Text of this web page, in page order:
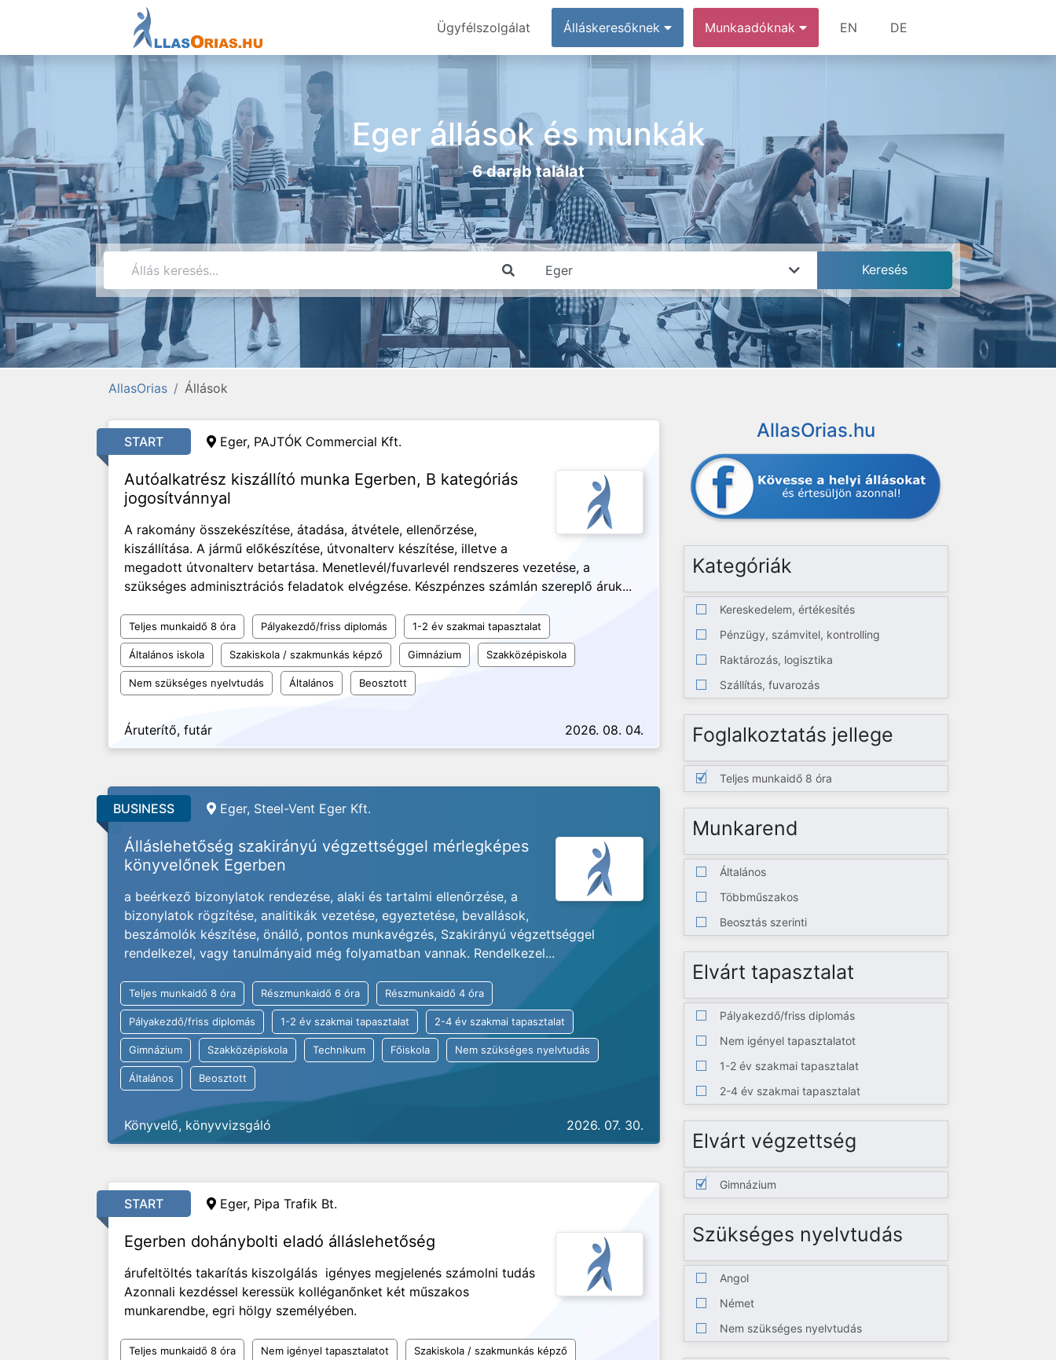
Ügyfélszolgálat Álláskeresőknek Munkaadóknak EN DE
Eger állások és munkák
6 darab találat
AllasOrias Állások
START Eger, PAJTÓK Commercial Kft.
Autóalkatrész kiszállító munka Egerben, B kategóriás
jogosítvánnyal
A rakomány összekészítése, átadása, átvétele, ellenőrzése,
kiszállítása. A jármű előkészítése, útvonalterv készítése, illetve a
megadott útvonalterv betartása. Menetlevél/fuvarlevél rendszeres vezetése, a
szükséges adminisztrációs feladatok elvégzése. Készpénzes számlán szereplő áruk...
Teljes munkaidő 8 óra Pályakezdő/friss diplomás 1-2 év szakmai tapasztalat
Általános iskola Szakiskola / szakmunkás képző Gimnázium Szakközépiskola
Nem szükséges nyelvtudás Általános Beosztott
Áruterítő, futár 2026. 08. 04.
BUSINESS Eger, Steel-Vent Eger Kft.
Álláslehetőség szakirányú végzettséggel mérlegképes
könyvelőnek Egerben
a beérkező bizonylatok rendezése, alaki és tartalmi ellenőrzése, a
bizonylatok rögzítése, analitikák vezetése, egyeztetése, bevallások,
beszámolók készítése, önálló, pontos munkavégzés, Szakirányú végzettséggel
rendelkezel, vagy tanulmányaid még folyamatban vannak. Rendelkezel...
Teljes munkaidő 8 óra Részmunkaidő 6 óra Részmunkaidő 4 óra
Pályakezdő/friss diplomás 1-2 év szakmai tapasztalat 2-4 év szakmai tapasztalat
Gimnázium Szakközépiskola Technikum Főiskola Nem szükséges nyelvtudás
Általános Beosztott
Könyvelő, könyvvizsgáló 2026. 07. 30.
START Eger, Pipa Trafik Bt.
Egerben dohánybolti eladó álláslehetőség
árufeltöltés takarítás kiszolgálás igényes megjelenés számolni tudás
Azonnali kezdéssel keressük kolléganőnket két műszakos
munkarendbe, egri hölgy személyében.
Teljes munkaidő 8 óra Nem igényel tapasztalatot Szakiskola / szakmunkás képző
AllasOrias.hu
Kategóriák
Kereskedelem, értékesítés
Pénzügy, számvitel, kontrolling
Raktározás, logisztika
Szállítás, fuvarozás
Foglalkoztatás jellege
Teljes munkaidő 8 óra
Munkarend
Általános
Többműszakos
Beosztás szerinti
Elvárt tapasztalat
Pályakezdő/friss diplomás
Nem igényel tapasztalatot
1-2 év szakmai tapasztalat
2-4 év szakmai tapasztalat
Elvárt végzettség
Gimnázium
Szükséges nyelvtudás
Angol
Német
Nem szükséges nyelvtudás